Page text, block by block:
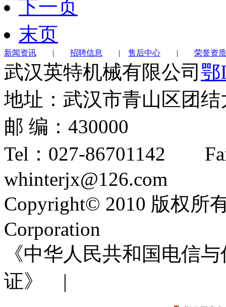
下一页
末页
新闻资讯 | 招聘信息 | 售后中心 | 荣誉资质
武汉英特机械有限公司 鄂
地址：武汉市青山区团
邮 编：430000
Tel：027-86701142
whinterjx@126.com
Copyright© 2010 版权
Corporation
《中华人民共和国电信
证》 |